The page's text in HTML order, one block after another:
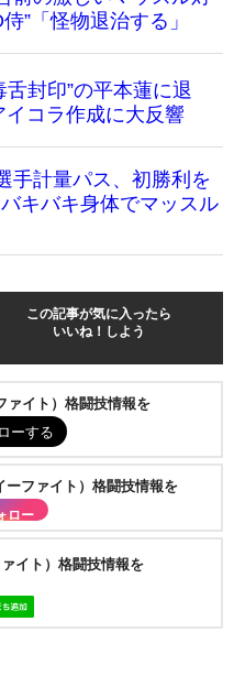
”「怪物退治する」
舌封印”の平本蓮に退
イコラ作成に大反響
手計量パス、初勝利を
キバキ身体でマッスル
この記事が気に入ったら
いいね！しよう
イト）格闘技情報を
ファイト）格闘技情報を
ロー
イト）格闘技情報を